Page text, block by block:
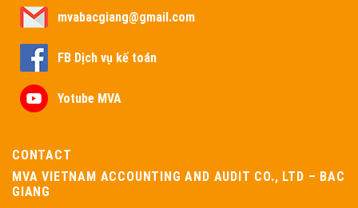
mvabacgiang@gmail.com
FB Dịch vụ kế toán
Yotube MVA
CONTACT
MVA VIETNAM ACCOUNTING AND AUDIT CO., LTD – BAC
GIANG